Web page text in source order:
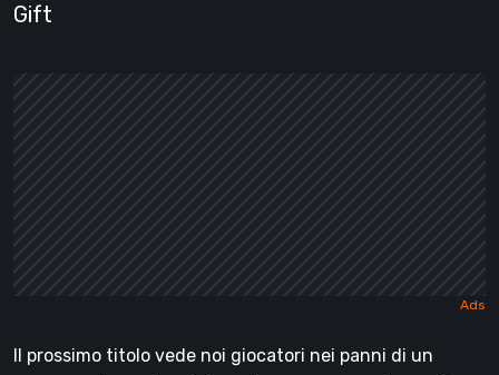
Gift
Il prossimo titolo vede noi giocatori nei panni di un